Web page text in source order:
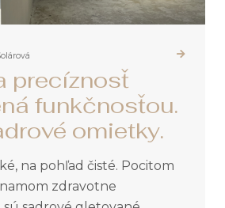
precíznosť
funkčnosťou.
omietky.
na pohľad čisté. Pocitom
zdravotne